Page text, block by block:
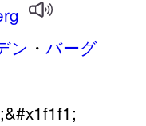
ン ・ バーグ